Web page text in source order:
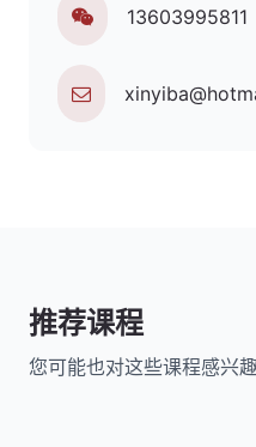
13603995811
推荐课程
您可能也对这些课程感兴趣